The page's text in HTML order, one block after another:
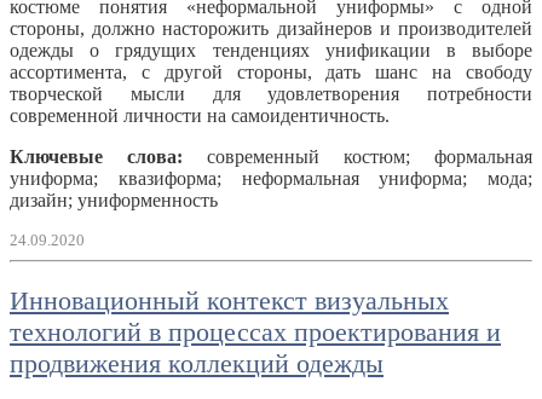
костюме понятия «неформальной униформы» с одной
стороны, должно насторожить дизайнеров и производителей
одежды о грядущих тенденциях унификации в выборе
ассортимента, с другой стороны, дать шанс на свободу
творческой мысли для удовлетворения потребности
современной личности на самоидентичность.
Ключевые слова: современный костюм; формальная
униформа; квазиформа; неформальная униформа; мода;
дизайн; униформенность
24.09.2020
Инновационный контекст визуальных
технологий в процессах проектирования и
продвижения коллекций одежды